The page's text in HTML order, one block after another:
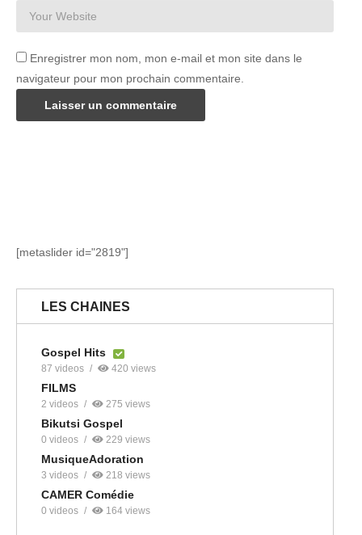
Enregistrer mon nom, mon e-mail et mon site dans le
navigateur pour mon prochain commentaire.
[metaslider id="2819"]
LES CHAINES
Gospel Hits
87 videos 420 views
FILMS
2 videos 275 views
Bikutsi Gospel
0 videos 229 views
MusiqueAdoration
3 videos 218 views
CAMER Comédie
0 videos 164 views